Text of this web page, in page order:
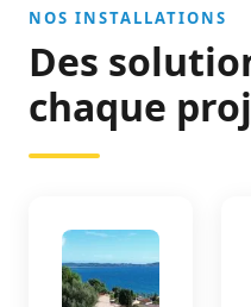
NOS INSTALLATIONS
Des
chaque